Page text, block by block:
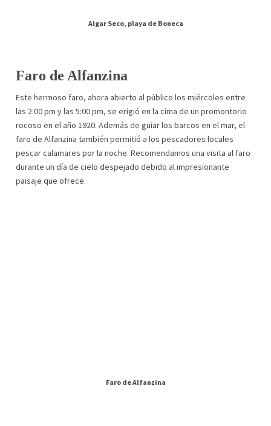
Algar Seco, playa de Boneca
Faro de Alfanzina
Este hermoso faro, ahora abierto al público los miércoles entre
las 2:00 pm y las 5:00 pm, se erigió en la cima de un promontorio
rocoso en el año 1920. Además de guiar los barcos en el mar, el
faro de Alfanzina también permitió a los pescadores locales
pescar calamares por la noche. Recomendamos una visita al faro
durante un día de cielo despejado debido al impresionante
paisaje que ofrece.
Faro de Alfanzina